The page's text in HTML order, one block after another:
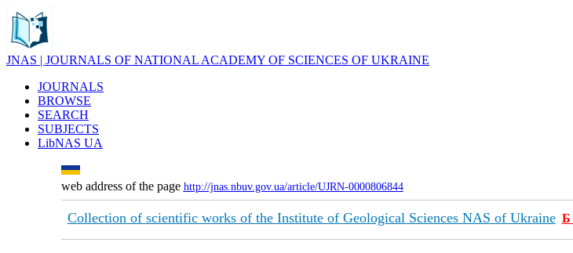
JNAS | JOURNALS OF NATIONAL ACADEMY OF SCIENCES OF UKRAINE
JOURNALS
BROWSE
SEARCH
SUBJECTS
LibNAS UA
web address of the page http://jnas.nbuv.gov.ua/article/UJRN-0000806844
Collection of scientific works of the Institute of Geological Sciences NAS of Ukraine Б